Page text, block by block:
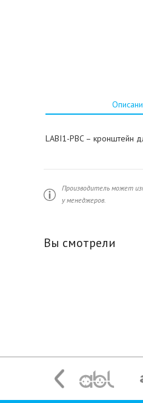
LABI1-PBC – кронштейн
Производитель может
у менеджеров.
Вы смотрели